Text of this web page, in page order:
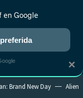
NUEVO
RANKINGS CINE
Brand New Day Alien
×
en Google